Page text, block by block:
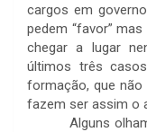
cargos em
pedem “favor”
chegar a lugar
últimos três
formação, que
fazem ser assim o
Alguns